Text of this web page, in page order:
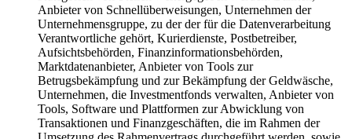
Anbieter von Schnellüberweisungen, Unternehmen der
Unternehmensgruppe, zu der der für die Datenverarbeitung
Verantwortliche gehört, Kurierdienste, Postbetreiber,
Aufsichtsbehörden, Finanzinformationsbehörden,
Marktdatenanbieter, Anbieter von Tools zur
Betrugsbekämpfung und zur Bekämpfung der Geldwäsche,
Unternehmen, die Investmentfonds verwalten, Anbieter von
Tools, Software und Plattformen zur Abwicklung von
Transaktionen und Finanzgeschäften, die im Rahmen der